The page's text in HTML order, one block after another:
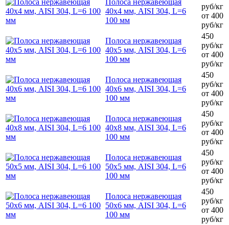
40х4 мм, AISI 304, L=6
100 мм
руб/кг
от 400
руб/кг
Полоса нержавеющая
40х5 мм, AISI 304, L=6
100 мм
450
руб/кг
от 400
руб/кг
Полоса нержавеющая
40х6 мм, AISI 304, L=6
100 мм
450
руб/кг
от 400
руб/кг
Полоса нержавеющая
40х8 мм, AISI 304, L=6
100 мм
450
руб/кг
от 400
руб/кг
Полоса нержавеющая
50х5 мм, AISI 304, L=6
100 мм
450
руб/кг
от 400
руб/кг
Полоса нержавеющая
50х6 мм, AISI 304, L=6
100 мм
450
руб/кг
от 400
руб/кг